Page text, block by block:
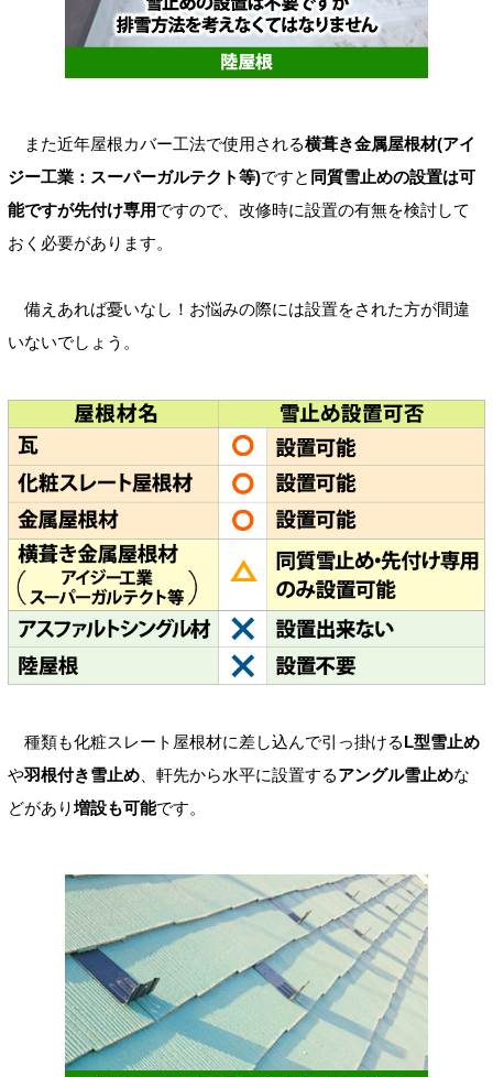
また近年屋根カバー工法で使用される横葺き金属屋根材(アイ
ジー工業：スーパーガルテクト等)ですと 同質雪止めの設置は可
能ですが先付け専用ですので、改修時に設置の有無を検討して
おく必要があります。
備えあれば憂いなし！お悩みの際には設置をされた方が間違
いないでしょう。
種類も化粧スレート屋根材に差し込んで引っ掛ける L型雪止め
や羽根付き雪止め、軒先から水平に設置するアングル雪止めな
どがあり増設も可能です。